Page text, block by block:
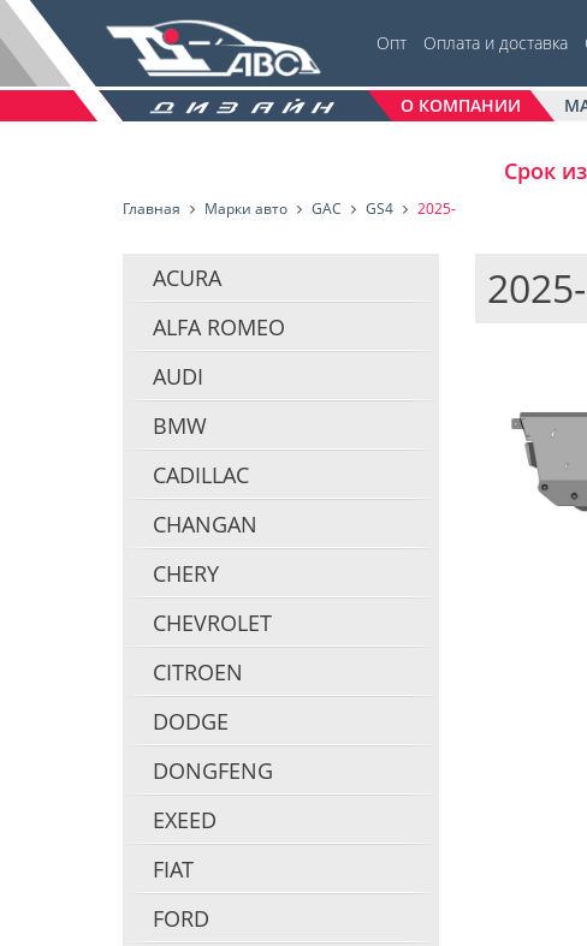
Опт Оплата и доставка
О КОМПАНИИ
Срок
Главная Марки авто GAC GS4 2025-
2025-
ACURA
ALFA ROMEO
AUDI
BMW
CADILLAC
CHANGAN
CHERY
CHEVROLET
CITROEN
DODGE
DONGFENG
EXEED
FIAT
FORD